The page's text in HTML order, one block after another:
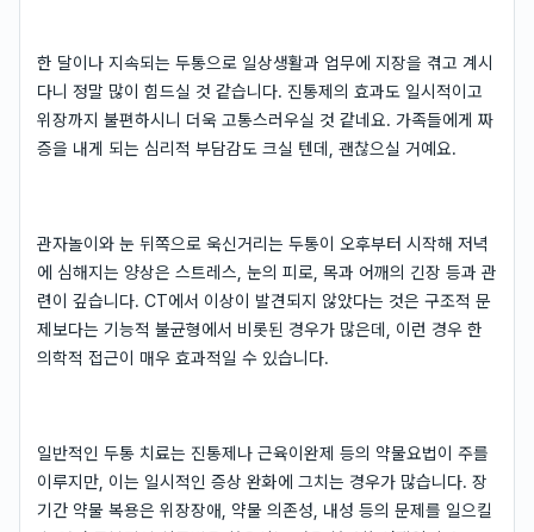
한 달이나 지속되는 두통으로 일상생활과 업무에 지장을 겪고 계시
다니 정말 많이 힘드실 것 같습니다. 진통제의 효과도 일시적이고
위장까지 불편하시니 더욱 고통스러우실 것 같네요. 가족들에게 짜
증을 내게 되는 심리적 부담감도 크실 텐데, 괜찮으실 거예요.
관자놀이와 눈 뒤쪽으로 욱신거리는 두통이 오후부터 시작해 저녁
에 심해지는 양상은 스트레스, 눈의 피로, 목과 어깨의 긴장 등과 관
련이 깊습니다. CT에서 이상이 발견되지 않았다는 것은 구조적 문
제보다는 기능적 불균형에서 비롯된 경우가 많은데, 이런 경우 한
의학적 접근이 매우 효과적일 수 있습니다.
일반적인 두통 치료는 진통제나 근육이완제 등의 약물요법이 주를
이루지만, 이는 일시적인 증상 완화에 그치는 경우가 많습니다. 장
기간 약물 복용은 위장장애, 약물 의존성, 내성 등의 문제를 일으킬